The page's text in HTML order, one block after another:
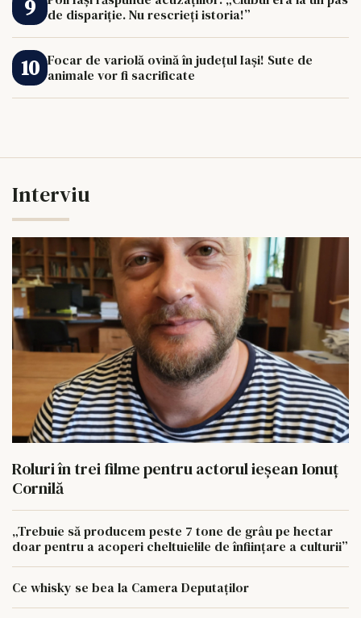
de dispariție. Nu rescrieți istoria!”
Focar de variolă ovină în județul Iași! Sute de
animale vor fi sacrificate
Interviu
Roluri în trei filme pentru actorul ieşean Ionuţ
Cornilă
„Trebuie să producem peste 7 tone de grâu pe hectar
doar pentru a acoperi cheltuielile de înființare a culturii”
Ce whisky se bea la Camera Deputaților